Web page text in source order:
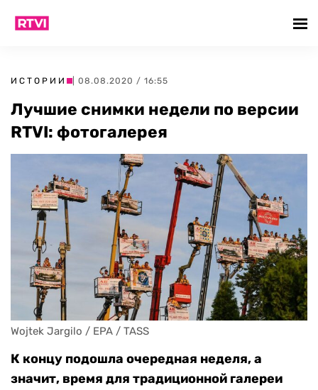
ИСТОРИИ | 08.08.2020 / 16:55
Лучшие снимки недели по версии
RTVI: фотогалерея
Wojtek Jargilo / EPA / TASS
К концу подошла очередная неделя, а
значит, время для традиционной галереи